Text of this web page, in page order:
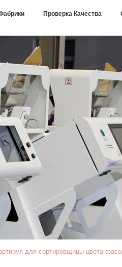
Проверка Качества
для сортировщицы цвета